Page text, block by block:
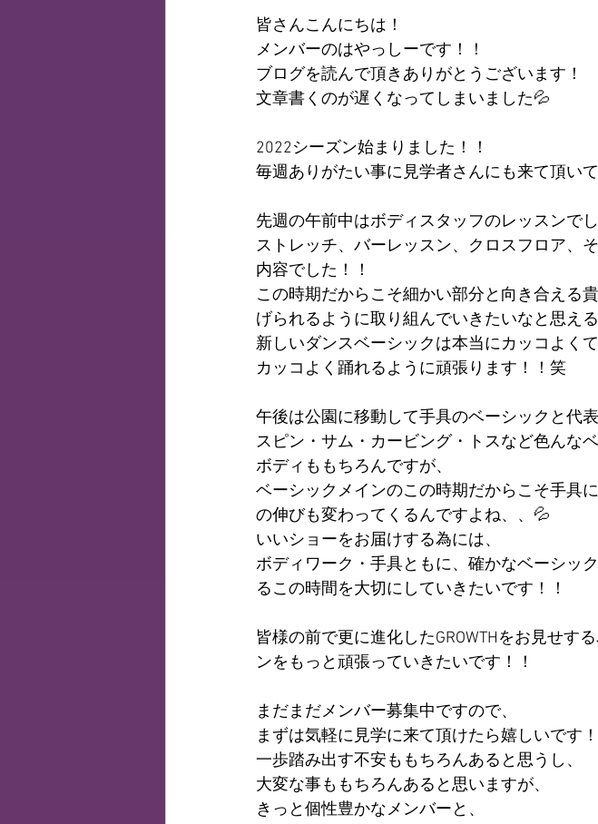
皆さんこんにちは！
メンバーのはやっしーです！！
ブログを読んで頂きありがとうございます！
文章書くのが遅くなってしまいました💦
2022シーズン始まりました！！
毎週ありがたい事に見学者さんにも来て頂い
先週の午前中はボディスタッフのレッスンでし
ストレッチ、バーレッスン、クロスフロア、
内容でした！！
この時期だからこそ細かい部分と向き合える
げられるように取り組んでいきたいなと思え
新しいダンスベーシックは本当にカッコよく
カッコよく踊れるように頑張ります！！笑
午後は公園に移動して手具のベーシックと代
スピン・サム・カービング・トスなど色んな
ボディももちろんですが、
ベーシックメインのこの時期だからこそ手具
の伸びも変わってくるんですよね、、💦
いいショーをお届けする為には、
ボディワーク・手具ともに、確かなベーシッ
るこの時間を大切にしていきたいです！！
皆様の前で更に進化したGROWTHをお見せす
ンをもっと頑張っていきたいです！！
まだまだメンバー募集中ですので、
まずは気軽に見学に来て頂けたら嬉しいです！
一歩踏み出す不安ももちろんあると思うし、
大変な事ももちろんあると思いますが、
きっと個性豊かなメンバーと、